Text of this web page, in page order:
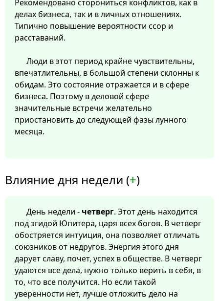
Рекомендовано сторониться конфликтов, как в
делах бизнеса, так и в личных отношениях.
Типично повышение вероятности ссор и
расставаний.
Люди в этот период крайне чувствительны,
впечатлительны, в большой степени склонны к
обидам. Это состояние отражается и в сфере
бизнеса. Поэтому в деловой сфере
значительные встречи желательно
приостановить до следующей фазы лунного
месяца.
Влияние дня недели (+)
День недели - четверг. Этот день находится
под эгидой Юпитера, царя всех богов. В четверг
обостряется интуиция, она позволяет отличать
союзников от недругов. Энергия этого дня
дарует славу, почет, успех в обществе. В четверг
удаются все дела, нужно только верить в себя, в
то, что все получится. Но если такой
уверенности нет, лучше отложить дело на